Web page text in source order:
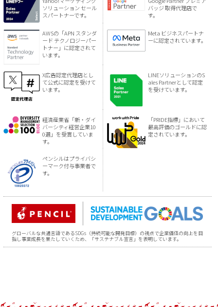
ソリューション セール
スパートナーです。
バッジ 取得代理店で
す。
AWSの「APN スタンダ
ード テクノロジーパー
トナー」に認定されて
います。
Meta ビジネスパートナ
ーに認定されています。
X広告認定代理店とし
て公式に認定を受けて
います。
LINEソリューションのS
ales Partnerとして認定
を受けています。
経済産業省「新・ダイ
バーシティ経営企業10
0選」を受賞していま
す。
「PRIDE指標」において
最高評価のゴールドに認
定されています。
ペンシルはプライバシ
ーマーク付与事業者で
す。
グローバルな共通言語であるSDGs（持続可能な開発目標）の視点で企業価値の向上を目
指し事業成長を果たしていくため、「サステナブル宣言」を表明しています。